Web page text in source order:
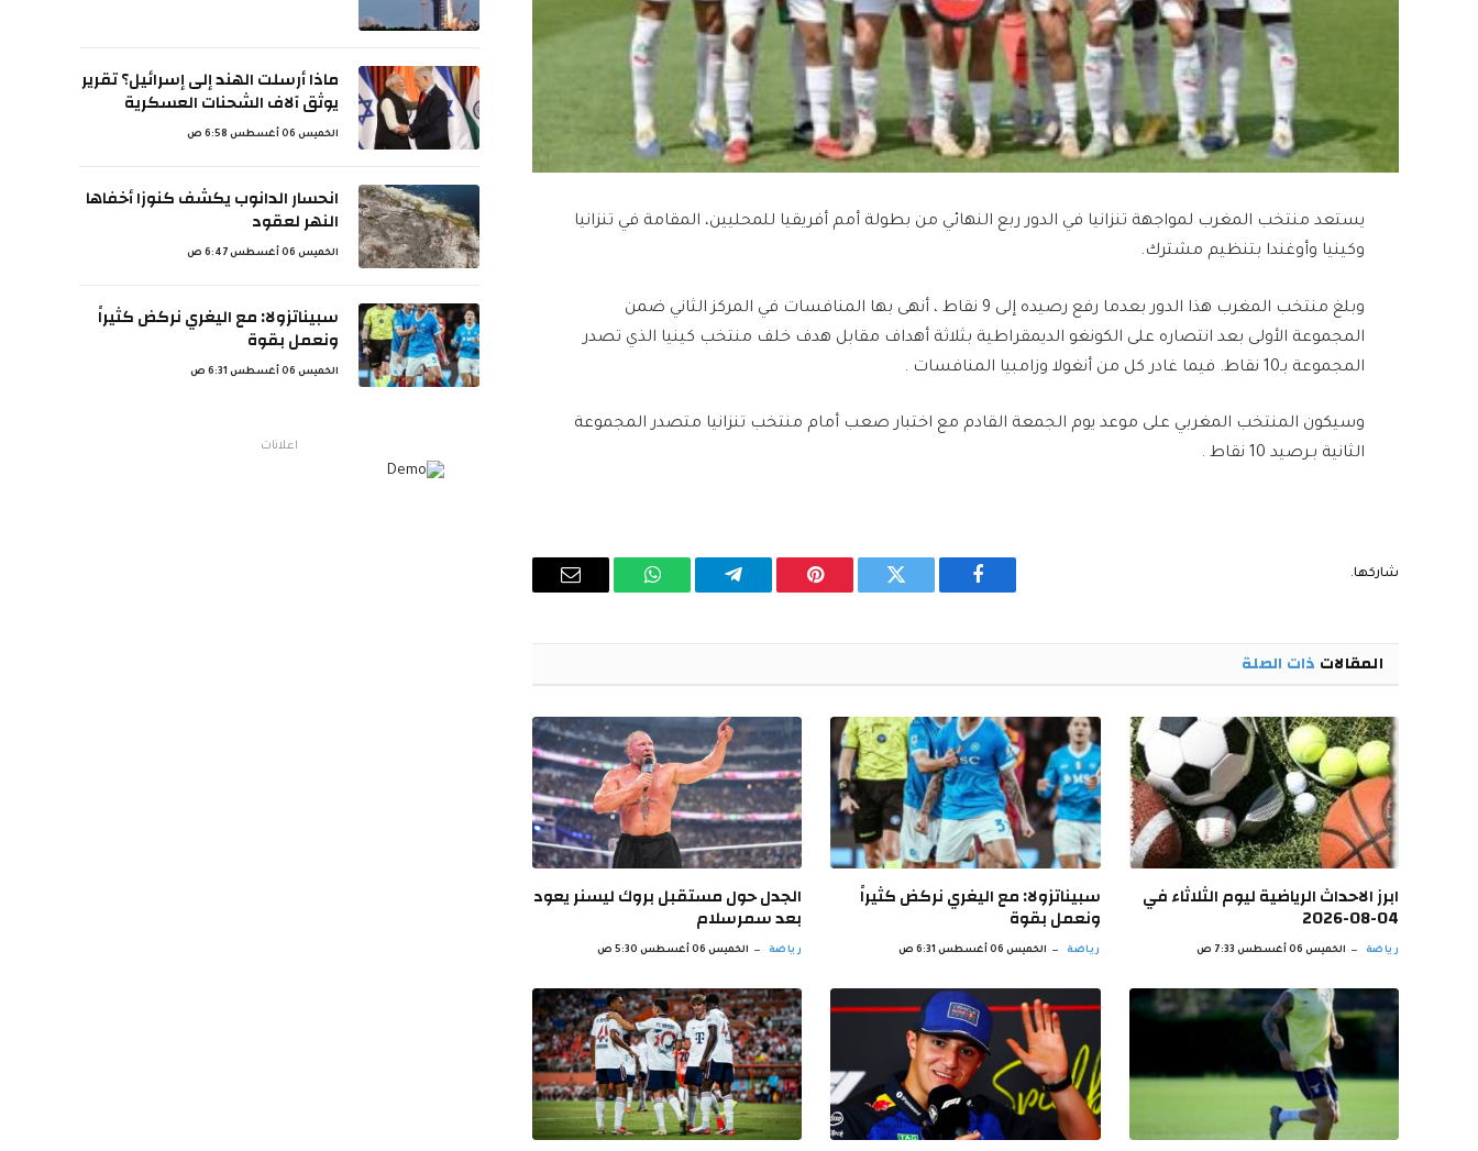
يستعد ​منتخب المغرب​ لمواجهة تنزانيا في الدور ربع النهائي من ​بطولة أمم أفريقيا للمحليين​، المقامة في تنزانيا
وكينيا وأوغندا بتنظيم مشترك.
وبلغ منتخب المغرب هذا الدور بعدما رفع رصيده إلى 9 نقاط ، أنهى بها المنافسات في المركز الثاني ضمن
المجموعة الأولى بعد انتصاره على الكونغو الديمقراطية بثلاثة أهداف مقابل هدف خلف منتخب كينيا الذي تصدر
المجموعة بـ10 نقاط. فيما غادر كل من أنغولا وزامبيا المنافسات .
وسيكون المنتخب المغربي على موعد يوم الجمعة القادم مع اختبار صعب أمام ​منتخب تنزانيا​ متصدر المجموعة
الثانية بـرصيد 10 نقاط .
شاركها.
فيسبوك تويتر بينتيريستتيلقرام واتساب
البريد
المقالات ذات الصلة
ابرز الاحداث الرياضية ليوم الثلاثاء في
04-08-2026
رياضة الخميس 06 أغسطس 7:33 ص
سبيناتزولا: مع اليغري نركض كثيراً
ونعمل بقوة
رياضة الخميس 06 أغسطس 6:31 ص
الجدل حول مستقبل بروك ليسنر يعود
بعد سمرسلام
رياضة الخميس 06 أغسطس 5:30 ص
ماذا أرسلت الهند إلى إسرائيل؟ تقرير
يوثق آلاف الشحنات العسكرية
الخميس 06 أغسطس 6:58 ص
انحسار الدانوب يكشف كنوزا أخفاها
النهر لعقود
الخميس 06 أغسطس 6:47 ص
سبيناتزولا: مع اليغري نركض كثيراً
ونعمل بقوة
الخميس 06 أغسطس 6:31 ص
اعلانات